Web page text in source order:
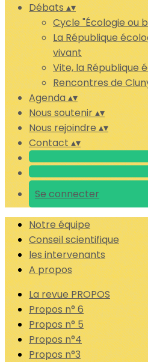
Débats▴▾
Cycle "Écologie ou
La République
vivant
Vite, la République
Rencontres de
Agenda▴▾
Nous soutenir▴▾
Nous rejoindre▴▾
Contact▴▾
Se connecter
Notre équipe
Conseil scientifique
les intervenants
A propos
La revue PROPOS
Propos n° 6
Propos n° 5
Propos n°4
Propos n°3